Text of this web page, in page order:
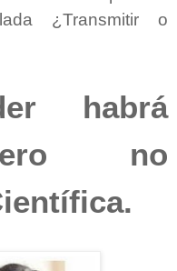
¿Transmitir o
habrá
no